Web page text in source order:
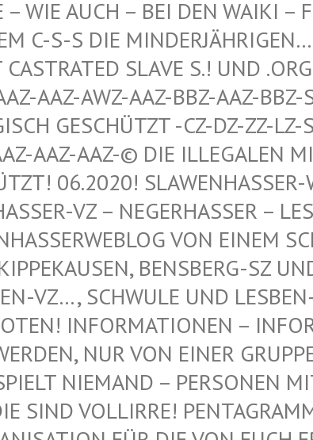
AUCH – BEI DEN WAIKI –
C-S-S DIE MINDERJÄHRIGEN…
SLAVE S.! UND .ORG
AAZ-AWZ-AAZ-BBZ-AAZ-BBZ-
GESCHÜTZT -CZ-DZ-ZZ-LZ-
AAZ-© DIE ILLEGALEN
06.2020! SLAWENHASSER-WZ,
VZ – NEGERHASSER –
VON EINEM
BENSBERG-SZ UND
SCHWULE UND LESBEN-
INFORMATIONEN –
NUR VON EINER GRUPPE…
NIEMAND – PERSONEN MIT
VOLLIRRE! PENTAGRAMM